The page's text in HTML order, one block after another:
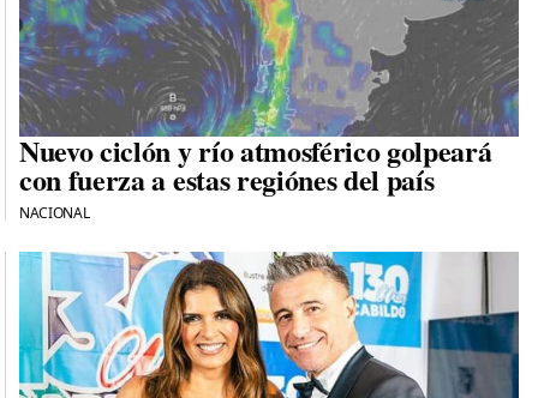
Nuevo ciclón y río atmosférico golpeará
con fuerza a estas regiónes del país
NACIONAL